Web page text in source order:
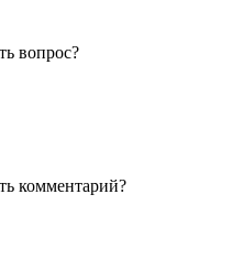
вопрос?
комментарий?